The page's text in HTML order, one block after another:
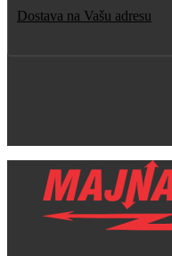
Dostava na Vašu adresu